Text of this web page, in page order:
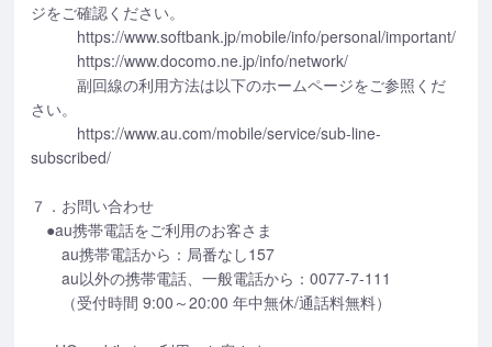
ジをご確認ください。
https://www.softbank.jp/mobile/info/personal/important/
https://www.docomo.ne.jp/info/network/
副回線の利用方法は以下のホームページをご参照くだ
さい。
https://www.au.com/mobile/service/sub-line-
subscribed/
７．お問い合わせ
●au携帯電話をご利用のお客さま
au携帯電話から：局番なし157
au以外の携帯電話、一般電話から：0077-7-111
（受付時間 9:00～20:00 年中無休/通話料無料）